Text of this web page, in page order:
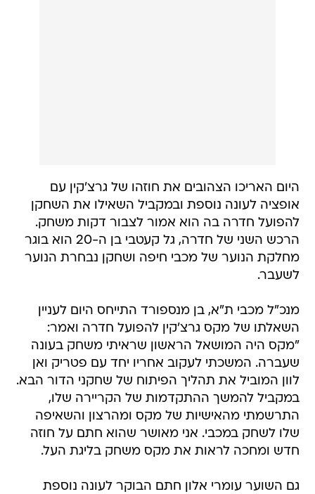
היום האריכו הצהובים את חוזהו של גרצ'קין עם
אופציה לעונה נוספת ובמקביל השאילו את השחקן
להפועל חדרה בה הוא אמור לצבור דקות משחק.
הרכש השני של חדרה, גל קעטבי בן ה-20 הוא בוגר
מחלקת הנוער של מכבי חיפה ושחקן נבחרת הנוער
לשעבר.
מנכ"ל מכבי ת"א, בן מנספורד התייחס היום לעניין
השאלתו של מקס גרצ'קין להפועל חדרה ואמר:
"מקס היה המושאל הראשון שראיתי משחק בעונה
שעברה. המשכתי לעקוב אחריו יחד עם פטריק ואן
לוון המוביל את תהליך הפיתוח של שחקני הדור הבא.
במקביל להמשך ההתקדמות של הקריירה שלו,
התרשמתי מהאישיות של מקס ומהרצון והשאיפה
שלו לשחק במכבי. אני מאושר שהוא חתם על חוזה
חדש ומחכה לראות את מקס משחק בליגת העל.
גם השוער עומרי אלון חתם הבוקר לעונה נוספת